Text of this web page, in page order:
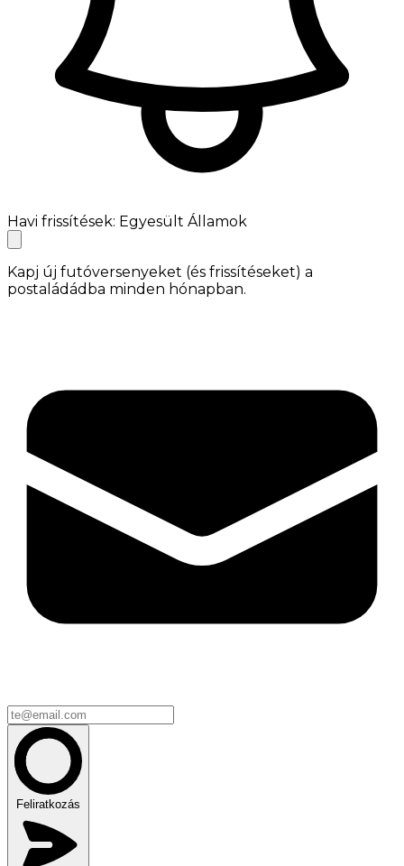
Havi frissítések: Egyesült Államok
Kapj új futóversenyeket (és frissítéseket) a
postaládádba minden hónapban.
Feliratkozás